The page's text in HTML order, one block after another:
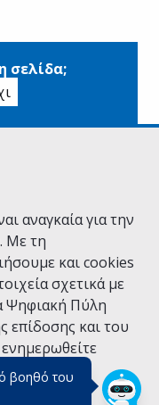
βοηθό του
αναγκαία για την
Με τη
και cookies
σχετικά με
Ψηφιακή Πύλη
επίδοσης και του
σελίδα;